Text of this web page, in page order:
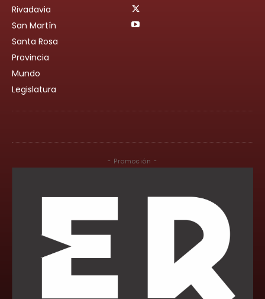
Rivadavia
San Martín
Santa Rosa
Provincia
Mundo
Legislatura
- Promoción -